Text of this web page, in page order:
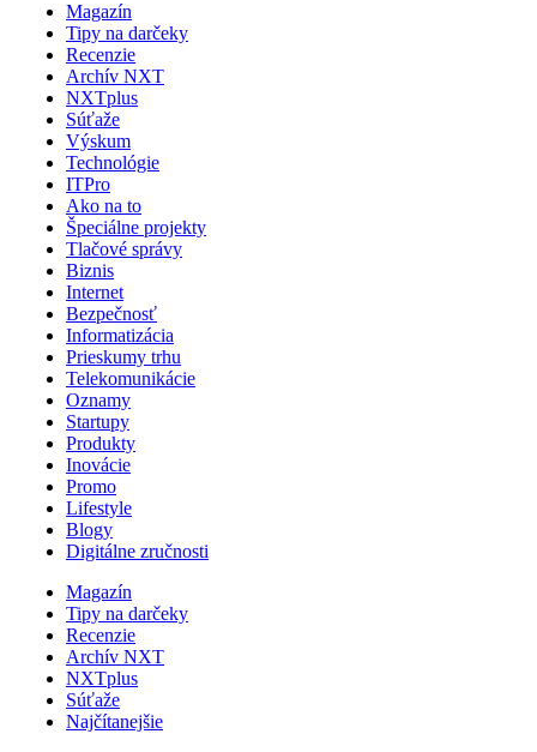
Magazín
Tipy na darčeky
Recenzie
Archív NXT
NXTplus
Súťaže
Výskum
Technológie
ITPro
Ako na to
Špeciálne projekty
Tlačové správy
Biznis
Internet
Bezpečnosť
Informatizácia
Prieskumy trhu
Telekomunikácie
Oznamy
Startupy
Produkty
Inovácie
Promo
Lifestyle
Blogy
Digitálne zručnosti
Magazín
Tipy na darčeky
Recenzie
Archív NXT
NXTplus
Súťaže
Najčítanejšie